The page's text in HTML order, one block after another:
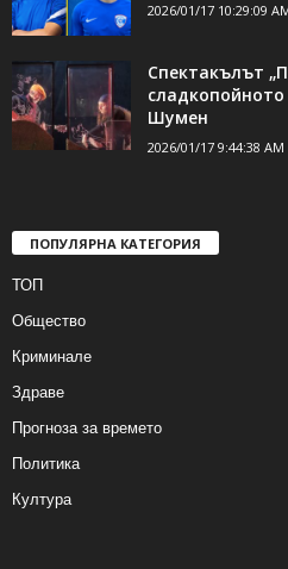
2026/01/17 10:29:09
Спектакълът
Шумен
2026/01/17 9:44:38 AM
ПОПУЛЯРНА КАТЕГОРИЯ
ТОП
Общество
Криминале
Здраве
Прогноза за времето
Политика
Култура